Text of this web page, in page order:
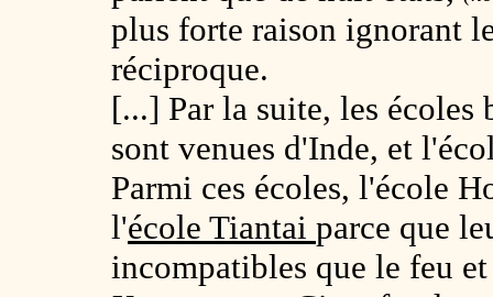
plus forte raison ignorant
réciproque.
[...] Par la suite, les
sont venues d'Inde, et
Parmi ces écoles, l'école
l'école Tiantai parce que
incompatibles que le feu